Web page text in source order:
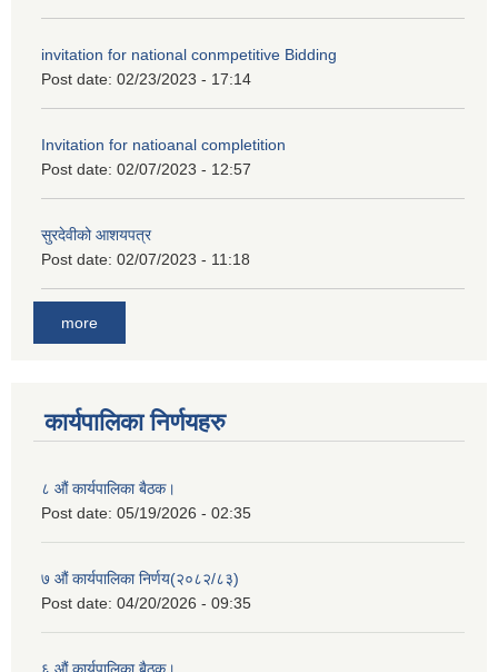
invitation for national conmpetitive Bidding
Post date: 02/23/2023 - 17:14
Invitation for natioanal completition
Post date: 02/07/2023 - 12:57
सुरदेवीको आशयपत्र
Post date: 02/07/2023 - 11:18
more
कार्यपालिका निर्णयहरु
८ औं कार्यपालिका बैठक।
Post date: 05/19/2026 - 02:35
७ औं कार्यपालिका निर्णय(२०८२/८३)
Post date: 04/20/2026 - 09:35